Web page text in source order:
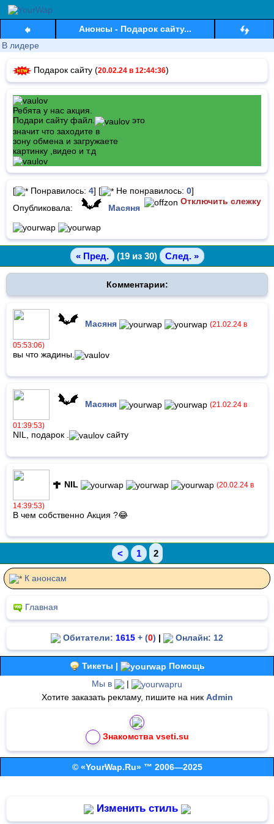
Анонсы - Подарок сайту...
В лидере
Подарок сайту (20.02.24 в 12:44:36)
Ребята у нас акция.
Подари сайту файл.
это
значит что заходите в
зону обмена и загружаете
картинку ,видео и т.д
[ Понравилось: 4] [ Не понравилось: 0]
Отключить слежку
Опубликовала: Масяня
« Пред. (19 из 30) След. »
Комментарии:
Масяня (21.02.24 в
05:53:06)
вы что жадины.
Масяня (21.02.24 в
01:39:53)
NIL, подарок . сайту
NIL (20.02.24 в
14:39:53)
В чем собственно Акция ?😂
< 1 2
К анонсам
Главная
Обитатели: 1615 + (0) | Онлайн: 12
Тикеты |
Помощь
Мы в
|
Хотите заказать рекламу, пишите на ник Admin
Знакомства vseti.su
© «YourWap.Ru» ™ 2006—2025
Изменить стиль